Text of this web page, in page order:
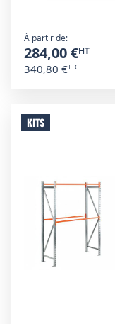
À partir de
284,00 €
340,80 €
KITS